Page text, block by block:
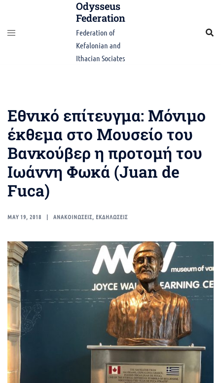
content
Odysseus
Federation
Federation of
Kefalonian and
Ithacian Sociates
Eθνικό επίτευγμα: Μόνιμο
έκθεμα στο Μουσείο του
Βανκούβερ η προτομή του
Ιωάννη Φωκά (Juan de
Fuca)
MAY 19, 2018 ΑΝΑΚΟΙΝΩΣΕΙΣ, ΕΚΔΗΛΩΣΕΙΣ